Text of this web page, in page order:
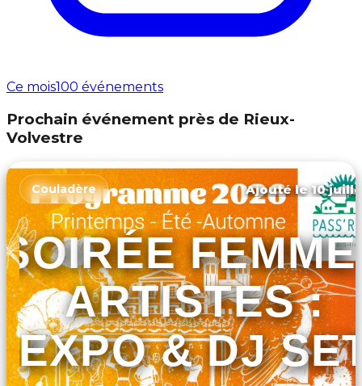
Ce mois100 événements
Prochain événement près de Rieux-
Volvestre
Couladère Ajouté le 10
SOIRÉE
ARTISTES :
EXPO & DJ